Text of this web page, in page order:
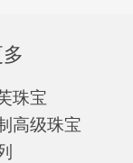
珠宝
高级珠宝